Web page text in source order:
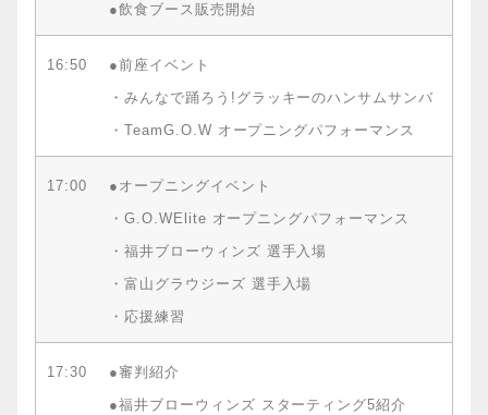
●飲食ブース販売開始
16:50
●前座イベント
・みんなで踊ろう!グラッキーのハンサムサンバ
・TeamG.O.W オープニングパフォーマンス
17:00
●オープニングイベント
・G.O.WElite オープニングパフォーマンス
・福井ブローウィンズ 選手入場
・富山グラウジーズ 選手入場
・応援練習
17:30
●審判紹介
●福井ブローウィンズ スターティング5紹介